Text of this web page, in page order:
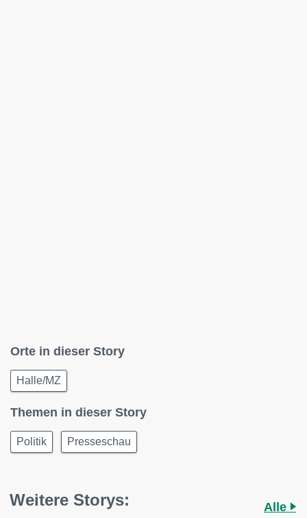
Orte in dieser Story
Halle/MZ
Themen in dieser Story
Politik Presseschau
Weitere Storys:
Alle